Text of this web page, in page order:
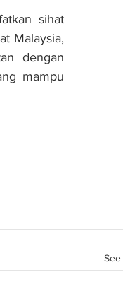
sihat
Malaysia,
dengan
mampu
See